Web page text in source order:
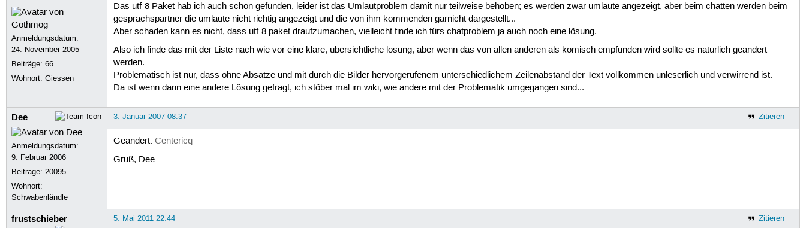
Anmeldungsdatum:
24. November 2005
Beiträge:66
Wohnort: Giessen
Das utf-8 Paket hab ich auch schon gefunden, leider ist das Umlautproblem damit nur teilweise behoben; es werden zwar umlaute angezeigt, aber beim chatten werden beim
gesprächspartner die umlaute nicht richtig angezeigt und die von ihm kommenden garnicht dargestellt...
Aber schaden kann es nicht, dass utf-8 paket draufzumachen, vielleicht finde ich fürs chatproblem ja auch noch eine lösung.
Also ich finde das mit der Liste nach wie vor eine klare, übersichtliche lösung, aber wenn das von allen anderen als komisch empfunden wird sollte es natürlich geändert
werden.
Problematisch ist nur, dass ohne Absätze und mit durch die Bilder hervorgerufenem unterschiedlichem Zeilenabstand der Text vollkommen unleserlich und verwirrend ist.
Da ist wenn dann eine andere Lösung gefragt, ich stöber mal im wiki, wie andere mit der Problematik umgegangen sind...
Dee
Anmeldungsdatum:
9. Februar 2006
Beiträge:20095
Wohnort:
Schwabenländle
Zitieren
3. Januar 2007 08:37
Geändert: Centericq
Gruß, Dee
frustschieber Zitieren
5. Mai 2011 22:44